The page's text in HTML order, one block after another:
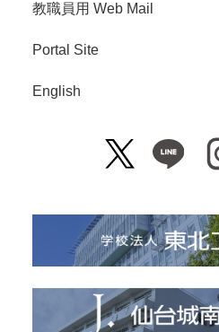
教職員用 Web Mail
Portal Site
English